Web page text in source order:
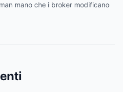
mano che i broker modificano